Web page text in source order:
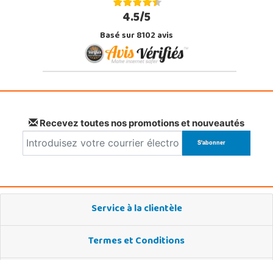
4.5/5
Basé sur 8102 avis
Recevez toutes nos promotions et nouveautés
Service à la clientèle
Termes et Conditions